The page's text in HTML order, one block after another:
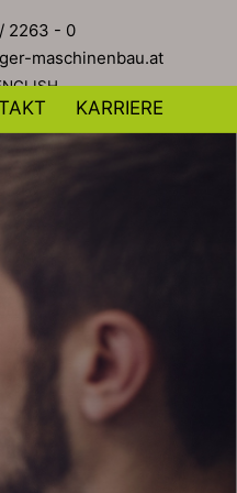
2263 - 0
maschinenbau.at
KARRIERE